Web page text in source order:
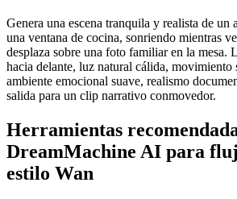
Genera una escena tranquila y realista de un
una ventana de cocina, sonriendo mientras
desplaza sobre una foto familiar en la mesa.
hacia delante, luz natural cálida, movimiento
ambiente emocional suave, realismo
salida para un clip narrativo conmovedor.
Herramientas
DreamMachine AI para
estilo Wan